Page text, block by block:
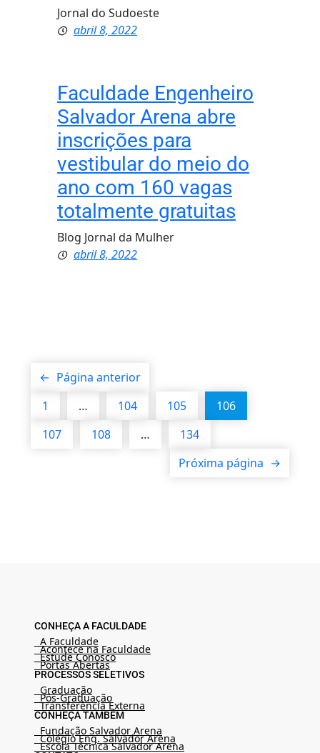
Jornal do Sudoeste
abril 8, 2022
Faculdade Engenheiro
Salvador Arena abre
inscrições para
vestibular do meio do
ano com 160 vagas
totalmente gratuitas
Blog Jornal da Mulher
abril 8, 2022
← Página anterior
1
… 104 105
106
107
108 …
134
Próxima página →
CONHEÇA A FACULDADE
A Faculdade
Acontece na Faculdade
Estude Conosco
Portas Abertas
PROCESSOS SELETIVOS
Graduação
Pós-Graduação
Transferência Externa
CONHEÇA TAMBÉM
Fundação Salvador Arena
Colégio Eng. Salvador Arena
Escola Técnica Salvador Arena